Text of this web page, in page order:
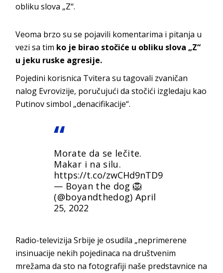
obliku slova „Z“.
Veoma brzo su se pojavili komentarima i pitanja u
vezi sa tim ko je birao stočiće u obliku slova „Z“
u jeku ruske agresije.
Pojedini korisnica Tvitera su tagovali zvaničan
nalog Evrovizije, poručujući da stočići izgledaju kao
Putinov simbol „denacifikacije“.
Morate da se lečite.
Makar i na silu.
https://t.co/zwCHd9nTD9
— Boyan the dog 🦁
(@boyandthedog)April
25, 2022
Radio-televizija Srbije je osudila „neprimerene
insinuacije nekih pojedinaca na društvenim
mrežama da sto na fotografiji naše predstavnice na